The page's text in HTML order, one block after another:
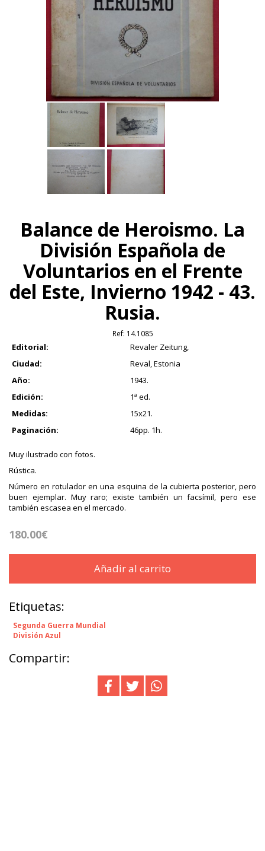
Balance de Heroismo. La
División Española de
Voluntarios en el Frente
del Este, Invierno 1942 - 43.
Rusia.
Ref: 14.1085
Editorial:
Revaler Zeitung,
Ciudad:
Reval, Estonia
Año:
1943.
Edición:
1ª ed.
Medidas:
15x21.
Paginación:
46pp. 1h.
Muy ilustrado con fotos.
Rústica.
Número en rotulador en una esquina de la cubierta posterior, pero
buen ejemplar. Muy raro; existe también un facsímil, pero ese
también escasea en el mercado.
180.00€
Añadir al carrito
Etiquetas:
Segunda Guerra Mundial
División Azul
Compartir: